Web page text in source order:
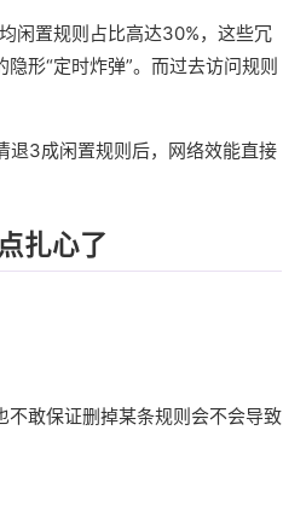
闲置规则占比高达30%，这些冗
形“定时炸弹”。而过去访问规则
退3成闲置规则后，网络效能直接
扎心了
敢保证删掉某条规则会不会导致